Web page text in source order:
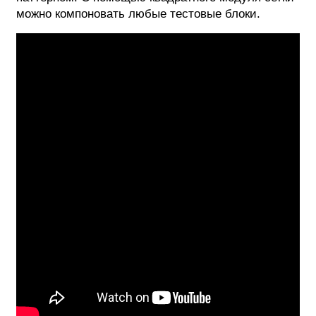
можно компоновать любые тестовые блоки.